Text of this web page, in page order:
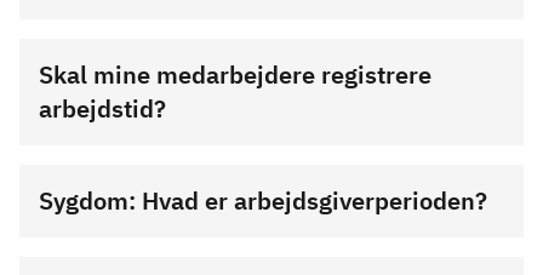
Skal mine medarbejdere registrere
arbejdstid?
Sygdom: Hvad er arbejdsgiverperioden?